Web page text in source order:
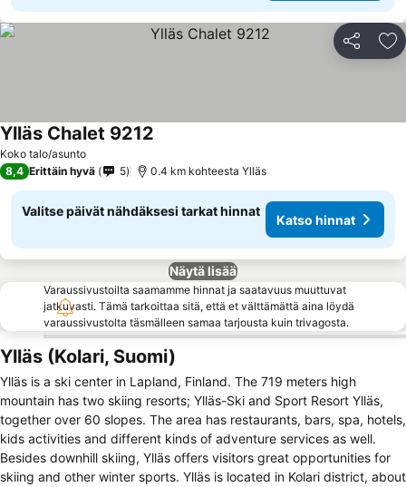
Jaa
Koko talo/asunto
Ylläs Chalet 9212
8,4 Erittäin hyvä 5 0.4 km kohteesta Ylläs
Valitse päivät nähdäksesi tarkat hinnat
Katso hinnat
Näytä lisää
Varaussivustoilta saamamme hinnat ja saatavuus muuttuvat
jatkuvasti. Tämä tarkoittaa sitä, että et välttämättä aina löydä
varaussivustolta täsmälleen samaa tarjousta kuin trivagosta.
Ylläs (Kolari, Suomi)
Ylläs is a ski center in Lapland, Finland. The 719 meters high
mountain has two skiing resorts; Ylläs-Ski and Sport Resort Ylläs,
together over 60 slopes. The area has restaurants, bars, spa, hotels,
kids activities and different kinds of adventure services as well.
Besides downhill skiing, Ylläs offers visitors great opportunities for
skiing and other winter sports. Ylläs is located in Kolari district, about